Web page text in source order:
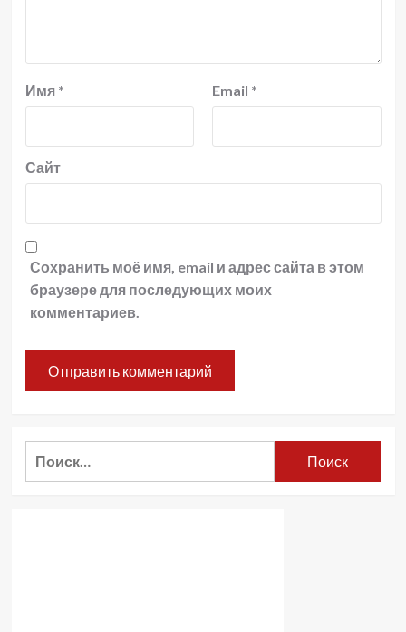
Имя * Email *
Сайт
Сохранить моё имя, email и адрес сайта в этом
браузере для последующих моих
комментариев.